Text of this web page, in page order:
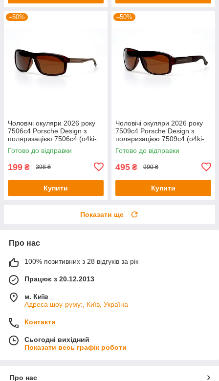
–50%
Чоловічі окуляри 2026 року
7506c4 Porsche Design з
поляризацією 7506c4 (o4ki-
10887)
Готово до відправки
199 ₴ 398 ₴
Купити
–50%
Чоловічі окуляри 2026 року
7509c4 Porsche Design з
поляризацією 7509c4 (o4ki-
10891)
Готово до відправки
495 ₴ 990 ₴
Купити
Показати ще
Про нас
100% позитивних з 28 відгуків за рік
Працює з 20.12.2013
м. Київ
Адреса шоу-руму:, Київ, Україна
Контакти
Сьогодні вихідний
Показати весь графік роботи
Про нас